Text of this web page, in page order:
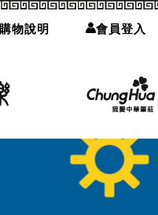
購物說明 會員登入